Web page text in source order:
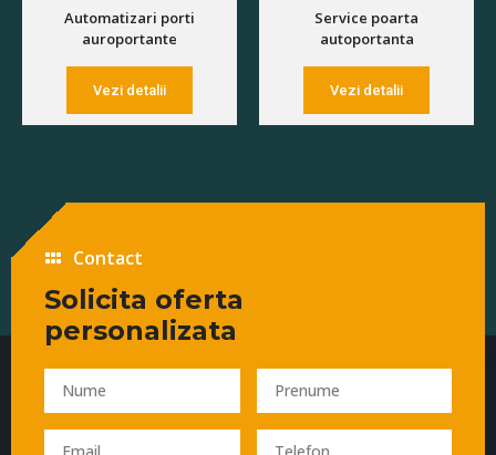
Automatizari porti
auroportante
Vezi detalii
Service poarta
autoportanta
Vezi detalii
Contact
Solicita oferta
personalizata